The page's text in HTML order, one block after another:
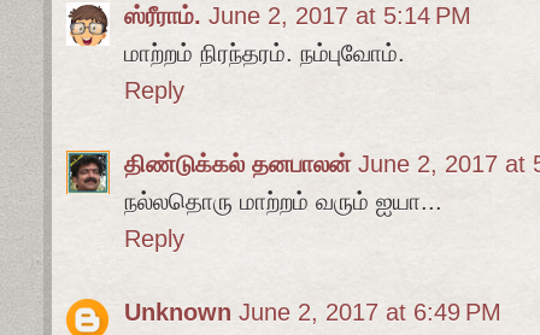
ஸ்ரீராம். June 2, 2017 at 5:14 PM
மாற்றம் நிரந்தரம். நம்புவோம்.
Reply
திண்டுக்கல் தனபாலன் June 2, 2017 at
நல்லதொரு மாற்றம் வரும் ஐயா...
Reply
Unknown June 2, 2017 at 6:49 PM